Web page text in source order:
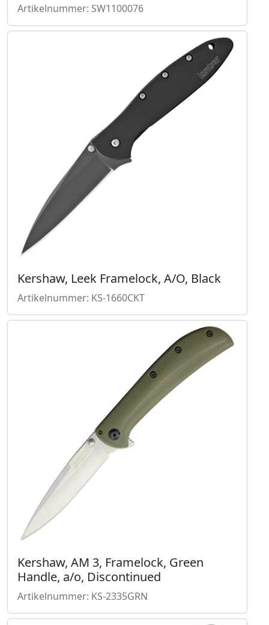
Artikelnummer: SW1100076
Kershaw, Leek Framelock, A/O, Black
Artikelnummer: KS-1660CKT
Kershaw, AM 3, Framelock, Green
Handle, a/o, Discontinued
Artikelnummer: KS-2335GRN